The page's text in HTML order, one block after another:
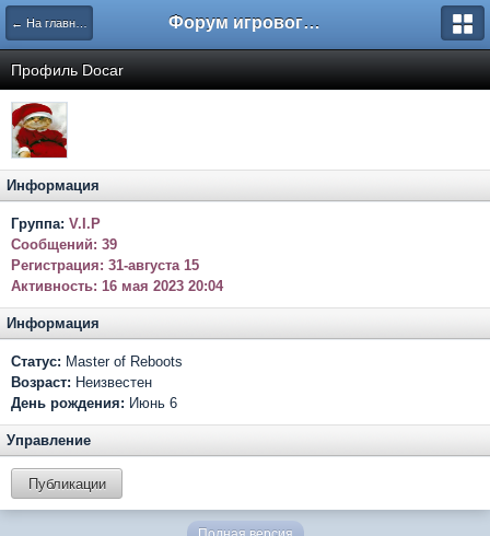
← На главную Форум игрового проекта Riverrise
Профиль Docar
Информация
Группа: V.I.P
Сообщений: 39
Регистрация: 31-августа 15
Активность: 16 мая 2023 20:04
Информация
Статус: Master of Reboots
Возраст: Неизвестен
День рождения: Июнь 6
Управление
Публикации